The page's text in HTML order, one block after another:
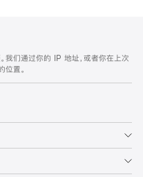
我们通过你的 IP 地址，或者你在上次
置。